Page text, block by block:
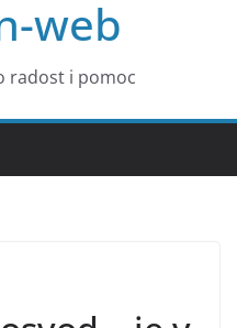
web
radost i pomoc